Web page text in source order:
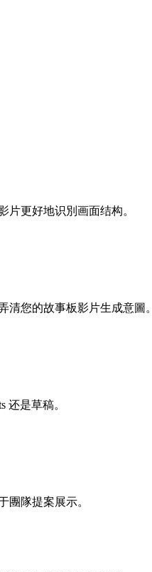
更好地识別画面结构。
您的故事板影片生成意圖。
还是草稿。
團隊提案展示。